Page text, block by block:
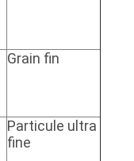
Grain fin
Particule ultra
fine